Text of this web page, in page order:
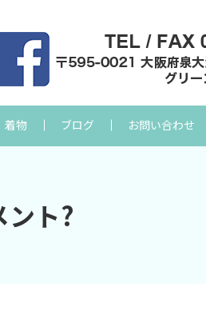
着物 ブログ お問い合わせ
ント?